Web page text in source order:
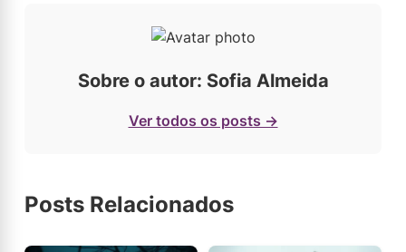
Sobre o autor: Sofia Almeida
Ver todos os posts →
Posts Relacionados